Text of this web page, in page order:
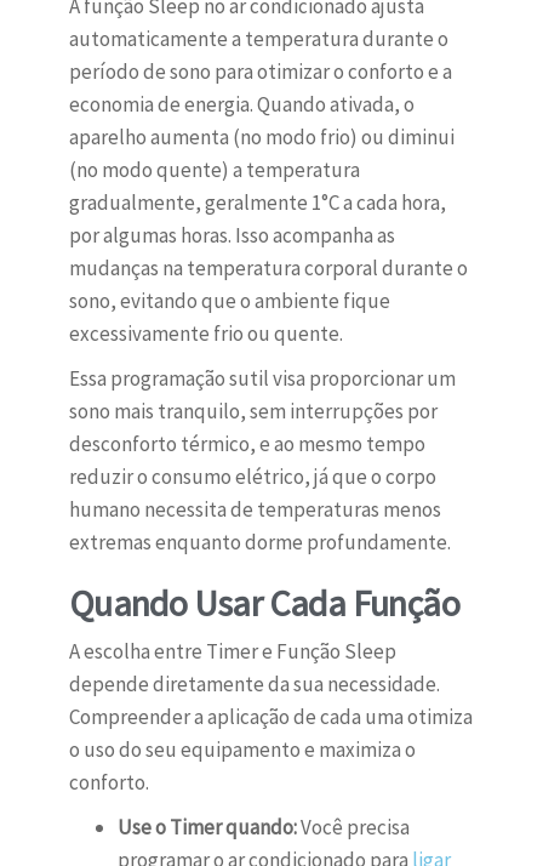
A função Sleep no ar condicionado ajusta
automaticamente a temperatura durante o
período de sono para otimizar o conforto e a
economia de energia. Quando ativada, o
aparelho aumenta (no modo frio) ou diminui
(no modo quente) a temperatura
gradualmente, geralmente 1°C a cada hora,
por algumas horas. Isso acompanha as
mudanças na temperatura corporal durante o
sono, evitando que o ambiente fique
excessivamente frio ou quente.
Essa programação sutil visa proporcionar um
sono mais tranquilo, sem interrupções por
desconforto térmico, e ao mesmo tempo
reduzir o consumo elétrico, já que o corpo
humano necessita de temperaturas menos
extremas enquanto dorme profundamente.
Quando Usar Cada Função
A escolha entre Timer e Função Sleep
depende diretamente da sua necessidade.
Compreender a aplicação de cada uma otimiza
o uso do seu equipamento e maximiza o
conforto.
Use o Timer quando:Você precisa
programar o ar condicionado para ligar